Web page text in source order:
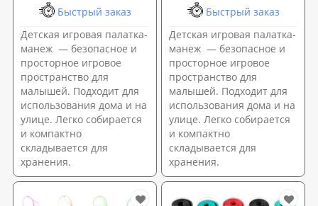
Быстрый заказ
Детская игровая палатка-
манеж — безопасное и
просторное игровое
пространство для
малышей. Подходит для
использования дома и на
улице. Легко собирается
и компактно
складывается для
хранения.
Быстрый заказ
Детская игровая палатка-
манеж — безопасное и
просторное игровое
пространство для
малышей. Подходит для
использования дома и на
улице. Легко собирается
и компактно
складывается для
хранения.